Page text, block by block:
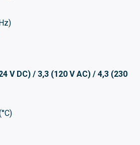
V DC) / 3,3 (120 V AC) / 4,3 (230